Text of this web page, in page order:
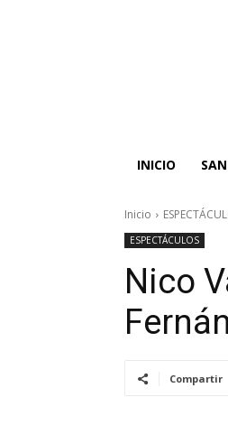
INICIO
Inicio
ESPECTÁCULOS
Nico
Compartir